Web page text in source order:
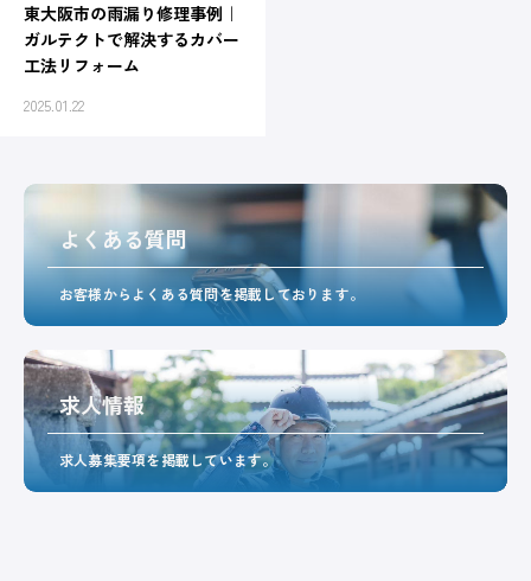
東大阪市の雨漏り修理事例｜
ガルテクトで解決するカバー
工法リフォーム
2025.01.22
よくある質問
お客様からよくある質問を掲載しております。
求人情報
求人募集要項を掲載しています。